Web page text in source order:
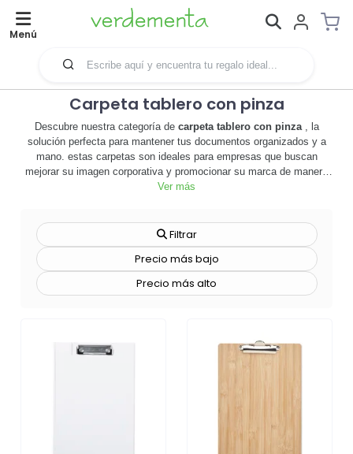
Menú
Carpeta tablero con pinza
Descubre nuestra categoría de carpeta tablero con pinza, la
solución perfecta para mantener tus documentos organizados y a
mano. estas carpetas son ideales para empresas que buscan
mejorar su imagen corporativa y promocionar su marca de manera
efectiva. 📁 con un diseño elegante y funcional, nuestras carpetas
extremadamente útiles para mantener los documentos seguros y
ordenados, lo que las convierte en una herramienta imprescindible
para cualquier profesional. estas carpetas no sólo son prácticas,
sino que también añaden un toque de profesionalismo a cualquier
entorno de trabajo. 🖇️ no pierdas la oportunidad de destacar y dejar
¡no esperes más, personaliza tus carpetas tablero con pinza y haz
que tu marca destaque! 🌟
Ver más
Filtrar
Precio más bajo
Precio más alto